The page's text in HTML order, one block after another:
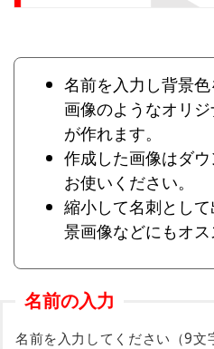
名前を入力し背景
画像のようなオリ
が作れます。
作成した画像はダ
お使いください。
縮小して名刺とし
景画像などにもオス
名前の入力
名前を入力してください（9文